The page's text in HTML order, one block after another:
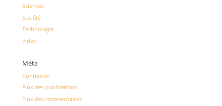
Sciences
Société
Technologie
video
Méta
Connexion
Flux des publications
Flux des commentaires